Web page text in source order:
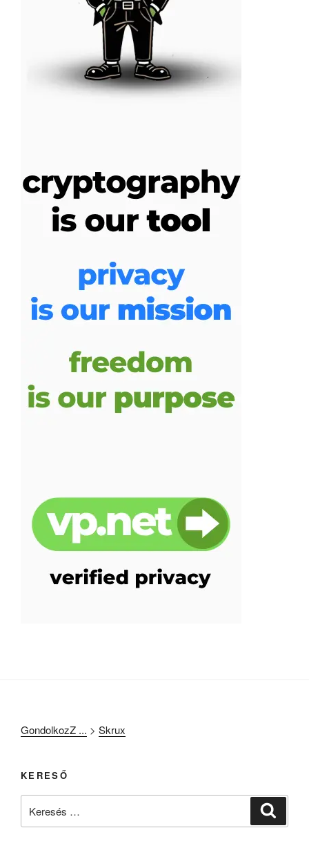
GondolkozZ ... > Skrux
KERESŐ